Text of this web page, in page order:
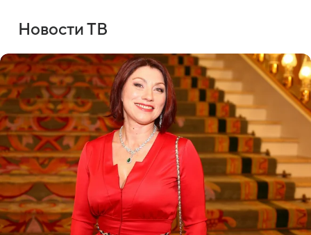
Новости ТВ